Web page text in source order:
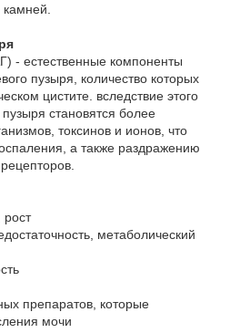
- естественные компоненты
пузыря, количество которых
цистите. вследствие этого
становятся более
токсинов и ионов, что
а также раздражению
рост
метаболический
препаратов, которые
мочи